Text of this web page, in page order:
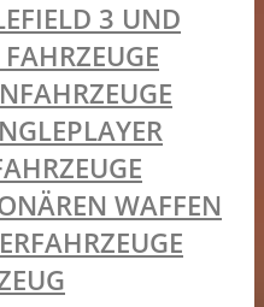
3 UND
WAFFEN